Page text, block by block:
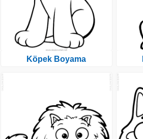
Köpek Boyama